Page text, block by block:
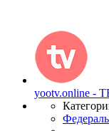
yootv.online -